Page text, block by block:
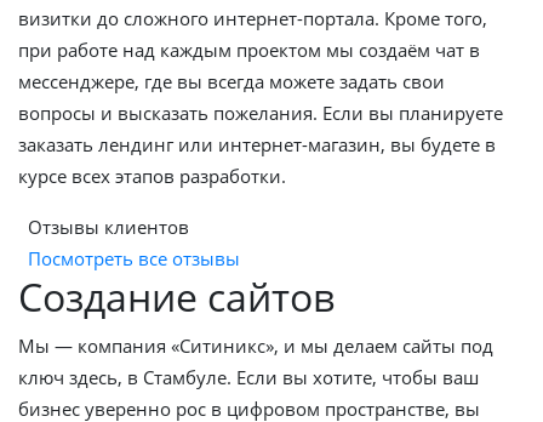
визитки до сложного интернет-портала. Кроме того,
при работе над каждым проектом мы создаём чат в
мессенджере, где вы всегда можете задать свои
вопросы и высказать пожелания. Если вы планируете
заказать лендинг или интернет-магазин, вы будете в
курсе всех этапов разработки.
Отзывы клиентов
Посмотреть все отзывы
Создание сайтов
Мы — компания «Ситиникс», и мы делаем сайты под
ключ здесь, в Стамбуле. Если вы хотите, чтобы ваш
бизнес уверенно рос в цифровом пространстве, вы